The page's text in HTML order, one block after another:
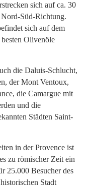
sich auf ca. 30
Süd-Richtung.
sich auf dem
Olivenöle
die Daluis-Schlucht,
der Mont Ventoux,
die Camargue mit
und die
Städten Saint-
in der Provence ist
zu römischer Zeit ein
25.000 Besucher des
Stadt